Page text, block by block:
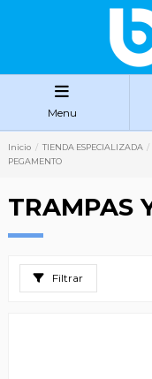
Menu
Inicio TIENDA ESPECIALIZADA
PEGAMENTO
TRAMPAS
Filtrar